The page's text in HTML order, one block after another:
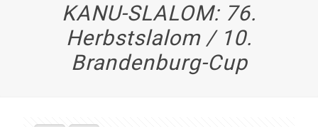
KANU-SLALOM: 76.
Herbstslalom / 10.
Brandenburg-Cup